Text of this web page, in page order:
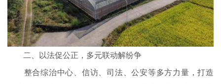
二、以法促公正，多元联动解纷争
整合综治中心、信访、司法、公安等多方力量，打造